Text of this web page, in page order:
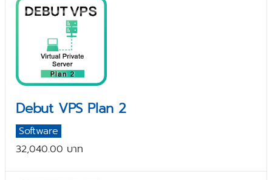
Debut VPS Plan 2
Software
32,040.00 บาท